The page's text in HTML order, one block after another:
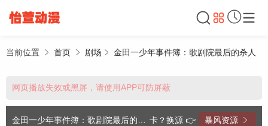
当前位置 首页 剧场 金田一少年事件簿：歌剧院最后的杀人
网页播放失效或黑屏，请使用APP可防屏蔽
卡？换源 👉 暴风资源